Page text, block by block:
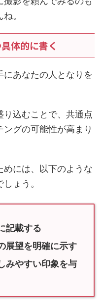
影を頼んでみるのも
。
体的に書く
あなたの人となりを
込むことで、共通点
グの可能性が高まり
には、以下のような
ょう。
記載する
展望を明確に示す
みやすい印象を与